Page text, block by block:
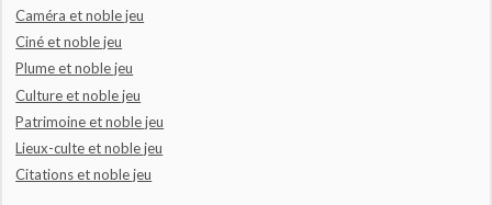
Caméra et noble jeu
Ciné et noble jeu
Plume et noble jeu
Culture et noble jeu
Patrimoine et noble jeu
Lieux-culte et noble jeu
Citations et noble jeu